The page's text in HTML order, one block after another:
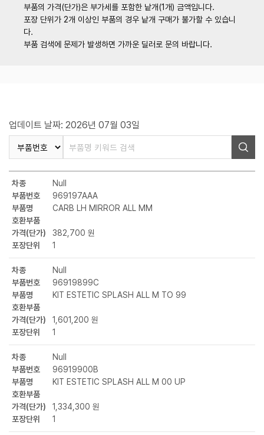
부품의 가격(단가)은 부가세를 포함한 낱개(1개) 금액입니다.
포장 단위가 2개 이상인 부품의 경우 낱개 구매가 불가할 수 있습니
다.
부품 검색에 문제가 발생하면 가까운 딜러로 문의 바랍니다.
업데이트 날짜: 2026년 07월 03일
차종
Null
부품번호
969197AAA
부품명
CARB LH MIRROR ALL MM
호환부품
가격(단가)
382,700 원
포장단위
1
차종
Null
부품번호
96919899C
부품명
KIT ESTETIC SPLASH ALL M TO 99
호환부품
가격(단가)
1,601,200 원
포장단위
1
차종
Null
부품번호
96919900B
부품명
KIT ESTETIC SPLASH ALL M 00 UP
호환부품
가격(단가)
1,334,300 원
포장단위
1